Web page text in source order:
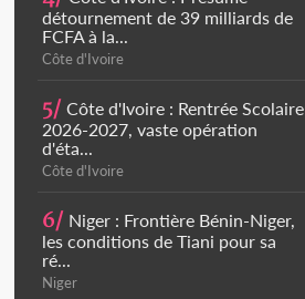
détournement de 39 milliards de
FCFA à la...
Côte d'Ivoire
5/ Côte d'Ivoire : Rentrée Scolaire
2026-2027, vaste opération
d'éta...
Côte d'Ivoire
6/ Niger : Frontière Bénin-Niger,
les conditions de Tiani pour sa
ré...
Niger